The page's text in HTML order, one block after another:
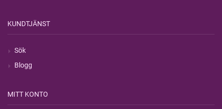
KUNDTJÄNST
Sök
Blogg
MITT KONTO